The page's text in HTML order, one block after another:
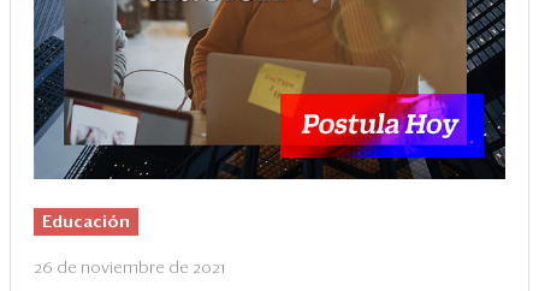
Educación
26 de noviembre de 2021